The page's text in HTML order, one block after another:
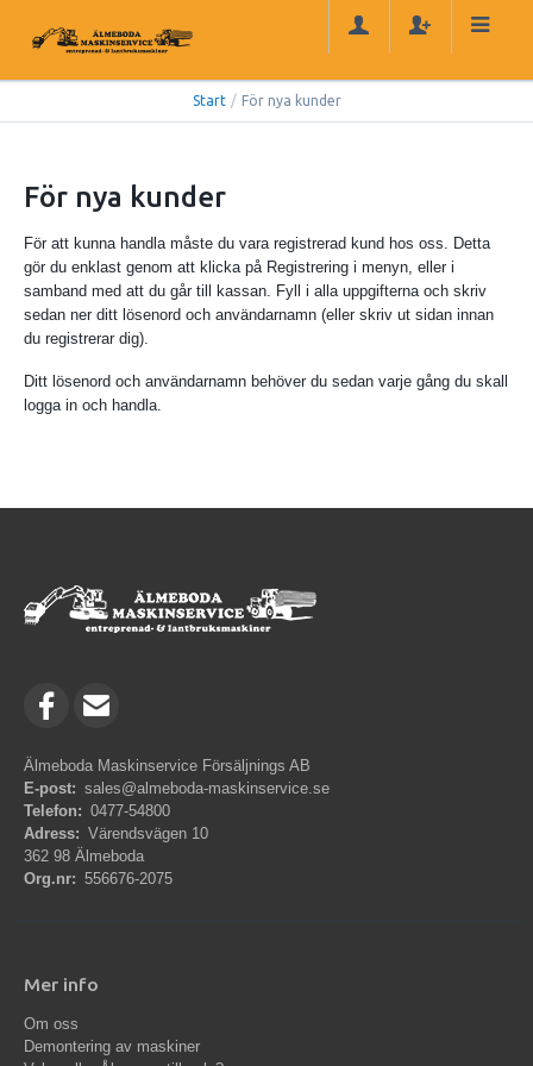
Start / För nya kunder
För nya kunder
För att kunna handla måste du vara registrerad kund hos oss. Detta
gör du enklast genom att klicka på Registrering i menyn, eller i
samband med att du går till kassan. Fyll i alla uppgifterna och skriv
sedan ner ditt lösenord och användarnamn (eller skriv ut sidan innan
du registrerar dig).
Ditt lösenord och användarnamn behöver du sedan varje gång du skall
logga in och handla.
Älmeboda Maskinservice Försäljnings AB
E-post: sales@almeboda-maskinservice.se
Telefon: 0477-54800
Adress: Värendsvägen 10
362 98 Älmeboda
Org.nr: 556676-2075
Mer info
Om oss
Demontering av maskiner